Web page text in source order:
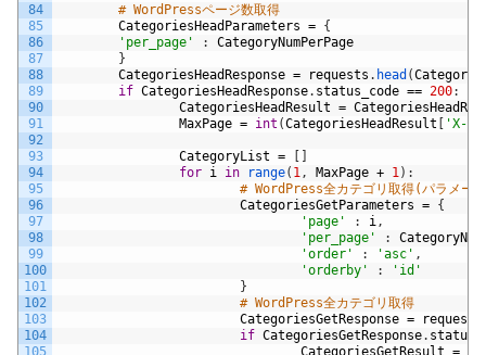
84
85
86
87
88
89
90
91
92
93
94
95
96
97
98
99
100
101
102
103
104
# WordPressページ数取得
CategoriesHeadParameters = {
'per_page'
:
CategoryNumPerPage
}
CategoriesHeadResponse = requests . head (
if CategoriesHeadResponse. status_code == 200:
CategoriesHeadResult =
MaxPage = int (CategoriesHeadResult 'X-
CategoryList =
for i in range( 1, MaxPage + 1) :
# WordPress全カテゴリ取得(パラメー
CategoriesGetParameters = {
'page'
: i,
'per_page'
:
'order'
: 'asc' ,
'orderby'
:
'id'
}
# WordPress全カテゴリ取得
CategoriesGetResponse = requests
if CategoriesGetResponse.